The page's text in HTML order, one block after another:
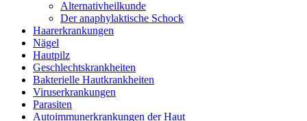
Alternativheilkunde
Der anaphylaktische Schock
Haarerkrankungen
Nägel
Hautpilz
Geschlechtskrankheiten
Bakterielle Hautkrankheiten
Viruserkrankungen
Parasiten
Autoimmunerkrankungen der Haut